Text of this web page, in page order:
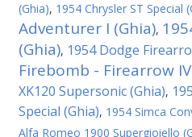
(Ghia), 1954 Chrysler ST Special
Adventurer I (Ghia),
(Ghia), 1954 Dodge
Firebomb - Firearrow
XK120 Supersonic (Ghia),
Special (Ghia), 1954 Simca
Alfa Romeo 1900 Supergioiello